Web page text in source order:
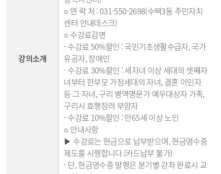
강의소개
○ 연 락 처 : 031-550-2698(수택3동 주민자치
센터 안내데스크)
○ 수강료감면
- 수강료 50%할인 : 국민기초생활수급자, 국가
유공자, 장애인
- 수강료 30%할인 : 세자녀 이상 세대의 셋째자
녀부터 한부모 가정세대의 자녀, 결혼 이민자
등 그 자녀, 구리 병역명문가 예우대상자 가족,
구리시 효행장려 부양자
- 수강료 10%할인 : 만65세 이상 노인
○ 안내사항
▶ 수강료는 현금으로 납부받으며, 현금영수증
제도를 시행합니다.(카드납부 불가)
- 단, 현금영수증 발행은 분기별 강좌 완료시 교